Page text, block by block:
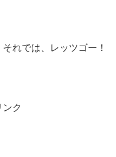
れでは、レッツゴー！
ンク